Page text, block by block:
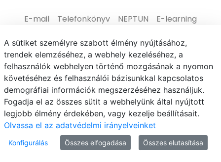
E-mail Telefonkönyv NEPTUN
E-learning
Adatvédelem
© MATE 2021
A sütiket személyre szabott élmény nyújtásához,
trendek elemzéséhez, a webhely kezeléséhez, a
felhasználók webhelyen történő mozgásának a nyomon
követéséhez és felhasználói bázisunkkal kapcsolatos
demográfiai információk megszerzéséhez használjuk.
Fogadja el az összes sütit a webhelyünk által nyújtott
legjobb élmény érdekében, vagy kezelje beállításait.
Olvassa el az adatvédelmi irányelveinket
Konfigurálás Összes elfogadása Összes elutasítása